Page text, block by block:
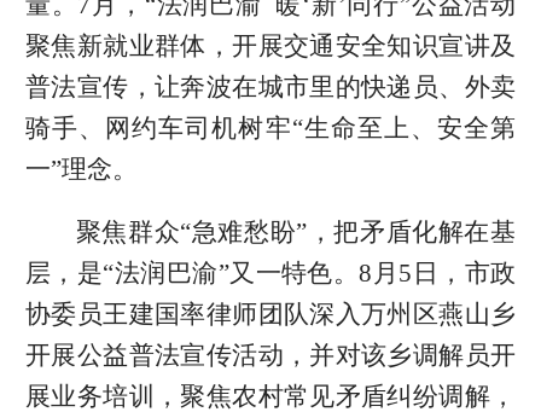
聚焦新就业群体，开展交通安全知识宣讲及
普法宣传，让奔波在城市里的快递员、外卖
骑手、网约车司机树牢“生命至上、安全第
一”理念。
聚焦群众“急难愁盼”，把矛盾化解在基
层，是“法润巴渝”又一特色。8月5日，市政
协委员王建国率律师团队深入万州区燕山乡
开展公益普法宣传活动，并对该乡调解员开
展业务培训，聚焦农村常见矛盾纠纷调解，